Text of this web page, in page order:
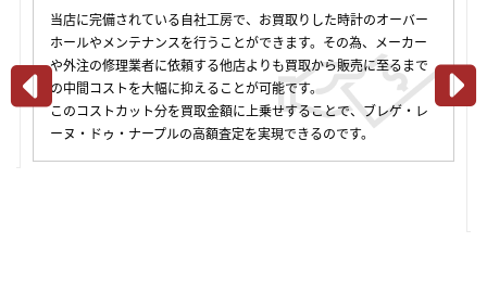
当店に完備されている自社工房で、お買取りした時計のオーバー
ホールやメンテナンスを行うことができます。その為、メーカー
や外注の修理業者に依頼する他店よりも買取から販売に至るまで
の中間コストを大幅に抑えることが可能です。
このコストカット分を買取金額に上乗せすることで、ブレゲ・レ
ーヌ・ドゥ・ナープルの高額査定を実現できるのです。